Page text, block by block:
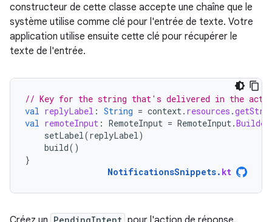
constructeur de cette classe accepte une chaîne que le
système utilise comme clé pour l'entrée de texte. Votre
application utilise ensuite cette clé pour récupérer le
texte de l'entrée.
// Key for the string that's delivered in the
val replyLabel : String = context . resources .
val remoteInput : RemoteInput = RemoteInput .Builder
setLabel (replyLabel )
build()
}
NotificationsSnippets. kt
PendingIntent